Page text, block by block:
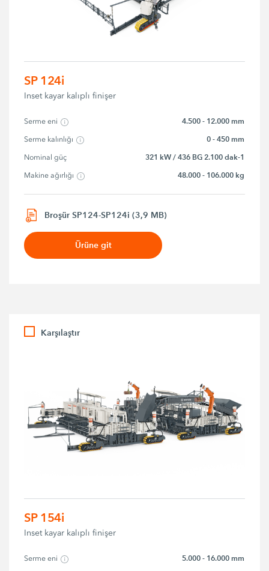
SP 124i
Inset kayar kalıplı finişer
Serme eni 4.500 - 12.000 mm
Serme kalınlığı 0 - 450 mm
Nominal güç 321 kW / 436 BG 2.100 dak-1
Makine ağırlığı 48.000 - 106.000 kg
Broşür SP124-SP124i (3,9 MB)
Ürüne git
Karşılaştır
SP 154i
Inset kayar kalıplı finişer
Serme eni 5.000 - 16.000 mm